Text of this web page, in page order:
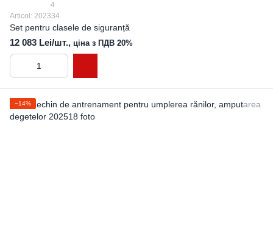
4
Articol: 202334
Set pentru clasele de siguranță
12 083 Lei/шт., ціна з ПДВ 20%
−14%